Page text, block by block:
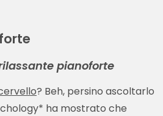
pianoforte
? Beh, persino ascoltarlo
ha mostrato che